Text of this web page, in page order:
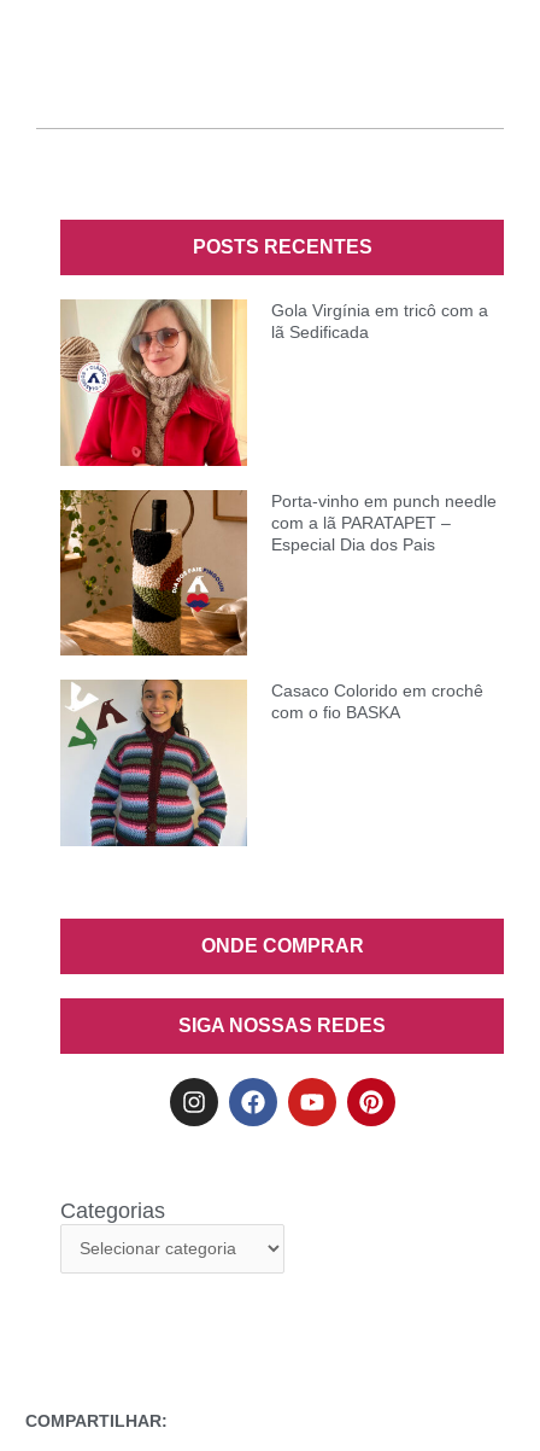
POSTS RECENTES
Gola Virgínia em tricô com a
lã Sedificada
Porta-vinho em punch needle
com a lã PARATAPET –
Especial Dia dos Pais
Casaco Colorido em crochê
com o fio BASKA
ONDE COMPRAR
SIGA NOSSAS REDES
Categorias
COMPARTILHAR: